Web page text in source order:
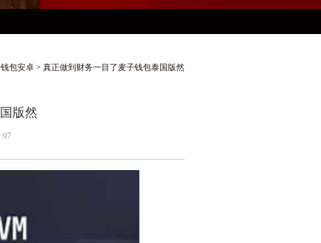
包安卓 > 真正做到财务一目了麦子钱包泰国版然
版然
97